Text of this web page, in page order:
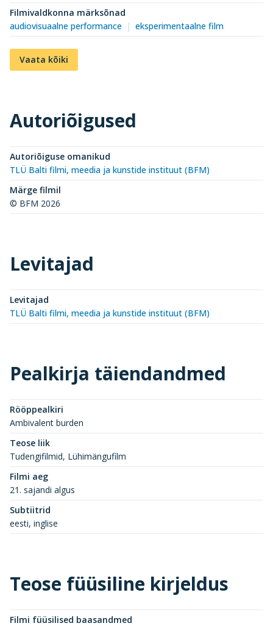
Filmivaldkonna märksõnad
audiovisuaalne performance
eksperimentaalne film
Vaata kõiki
Autoriõigused
Autoriõiguse omanikud
TLÜ Balti filmi, meedia ja kunstide instituut (BFM)
Märge filmil
© BFM 2026
Levitajad
Levitajad
TLÜ Balti filmi, meedia ja kunstide instituut (BFM)
Pealkirja täiendandmed
Rööppealkiri
Ambivalent burden
Teose liik
Tudengifilmid, Lühimängufilm
Filmi aeg
21. sajandi algus
Subtiitrid
eesti, inglise
Teose füüsiline kirjeldus
Filmi füüsilised baasandmed